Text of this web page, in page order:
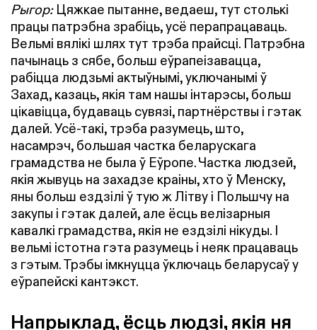
Рыгор:Цяжкае пытанне, ведаеш, тут столькі
працы патрэбна зрабіць, усё перапрацаваць.
Вельмі вялікі шлях тут трэба прайсці. Патрэбна
пачынаць з сябе, больш еўрапеізавацца,
рабіцца людзьмі актыўнымі, уключанымі ў
Захад, казаць, якія там нашы інтарэсы, больш
цікавіцца, будаваць сувязі, партнёрствы і гэтак
далей. Усё-такі, трэба разумець, што,
насамрэч, большая частка беларускага
грамадства не была ў Еўропе. Частка людзей,
якія жывуць на захадзе краіны, хто ў Менску,
яны больш ездзілі ў тую ж Літву і Польшчу на
закупы і гэтак далей, але ёсць велізарныя
кавалкі грамадства, якія не ездзілі нікуды. І
вельмі істотна гэта разумець і неяк працаваць
з гэтым. Трэбы імкнуцца ўключаць беларусаў у
еўрапейскі кантэкст.
Напрыклад, ёсць людзі, якія ня